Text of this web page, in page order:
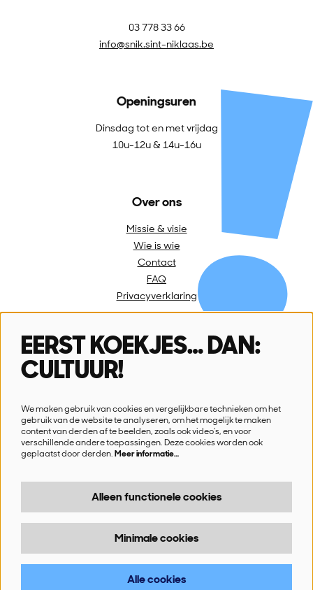
03 778 33 66
info@snik.sint-niklaas.be
Openingsuren
Dinsdag tot en met vrijdag
10u-12u & 14u-16u
Over ons
Missie & visie
Wie is wie
Contact
FAQ
Privacyverklaring
Volg ons
Schrijf je in voor onze nieuwsbrief
Ik wil nieuws!
Powered byCultureSuite
EERST KOEKJES… DAN:
CULTUUR!
We maken gebruik van cookies en vergelijkbare technieken om het
gebruik van de website te analyseren, om het mogelijk te maken
content van derden af te beelden, zoals ook video’s, en voor
verschillende andere toepassingen. Deze cookies worden ook
geplaatst door derden.Meer informatie…
Alleen functionele cookies
Minimale cookies
Alle cookies